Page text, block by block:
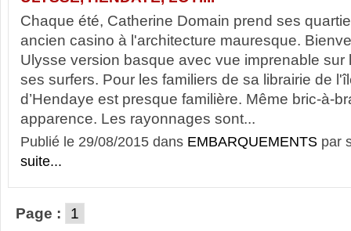
Chaque été, Catherine Domain prend ses
ancien casino à l'architecture mauresque.
Ulysse version basque avec vue imprenable
ses surfers. Pour les familiers de sa librairie de
d’Hendaye est presque familière. Même bric-à-
apparence. Les rayonnages sont...
Publié le 29/08/2015 dans EMBARQUEMENTS par
suite...
Page : 1